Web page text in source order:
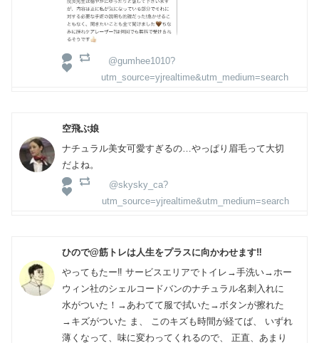
@gumhee1010?
utm_source=yjrealtime&utm_medium=search
空飛ぶ娘
ナチュラル美女可愛すぎるの…やっぱり眉毛って大切
だよね。
@skysky_ca?
utm_source=yjrealtime&utm_medium=search
ひので@筋トレは人生をプラスに向かわせます‼️
やってもたー‼️ サービスエリアでトイレ→手洗い→ホー
ウィン社のシェルコードバンのナチュラル名刺入れに
水がついた！→あわてて服で拭いた→ボタンが擦れた
→キズがついた ま、 このキズも時間が経てば、 いずれ
薄くなって、味に変わってくれるので、 正直、あまり